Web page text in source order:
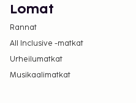
Lomat
Rannat
All Inclusive -matkat
Urheilumatkat
Musikaalimatkat